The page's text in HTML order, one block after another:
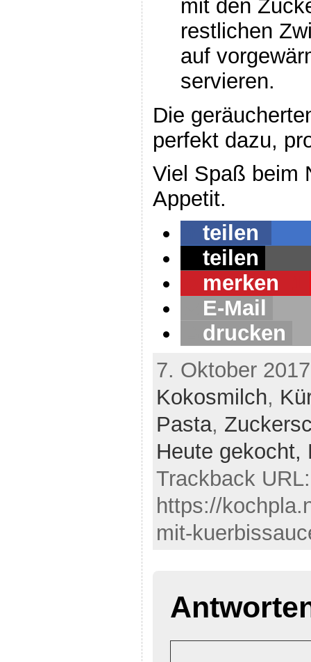
mit den
restlichen
auf
servieren.
Die
perfekt dazu,
Viel Spaß beim
Appetit.
teilen
teilen
merken
E-Mail
drucken
7. Oktober
Kokosmilch,
Pasta,
Heute gekocht,
Trackback URL:
https://
mit-